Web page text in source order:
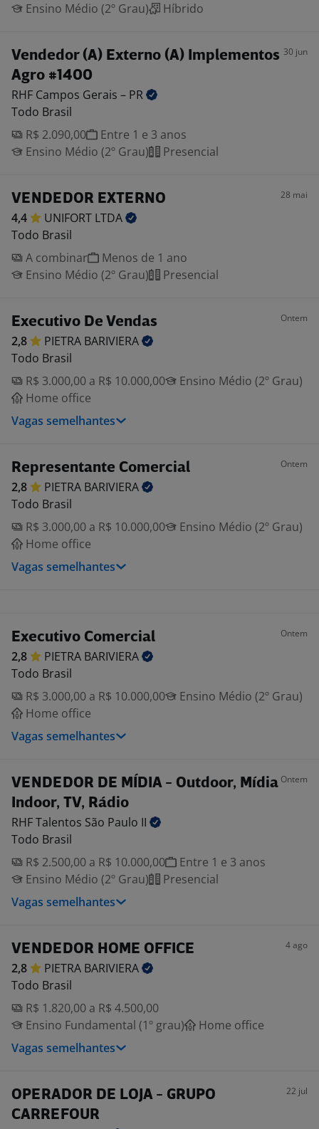
Ensino Médio (2º Grau)
Híbrido
Vendedor (A) Externo (A) Implementos
Agro #1400
30 jun
RHF Campos Gerais – PR
Todo Brasil
R$ 2.090,00
Entre 1 e 3 anos
Ensino Médio (2º Grau)
Presencial
VENDEDOR EXTERNO 28 mai
4,4 UNIFORT LTDA
Todo Brasil
A combinar
Menos de 1 ano
Ensino Médio (2º Grau)
Presencial
Executivo De Vendas Ontem
2,8 PIETRA BARIVIERA
Todo Brasil
R$ 3.000,00 a R$ 10.000,00
Ensino Médio (2º Grau)
Home office
Vagas semelhantes
Representante Comercial Ontem
2,8 PIETRA BARIVIERA
Todo Brasil
R$ 3.000,00 a R$ 10.000,00
Ensino Médio (2º Grau)
Home office
Vagas semelhantes
Executivo Comercial Ontem
2,8 PIETRA BARIVIERA
Todo Brasil
R$ 3.000,00 a R$ 10.000,00
Ensino Médio (2º Grau)
Home office
Vagas semelhantes
VENDEDOR DE MÍDIA - Outdoor, Mídia
Indoor, TV, Rádio
Ontem
RHF Talentos São Paulo II
Todo Brasil
R$ 2.500,00 a R$ 10.000,00
Entre 1 e 3 anos
Ensino Médio (2º Grau)
Presencial
Vagas semelhantes
VENDEDOR HOME OFFICE 4 ago
2,8 PIETRA BARIVIERA
Todo Brasil
R$ 1.820,00 a R$ 4.500,00
Ensino Fundamental (1º grau)
Home office
Vagas semelhantes
OPERADOR DE LOJA - GRUPO
CARREFOUR
22 jul